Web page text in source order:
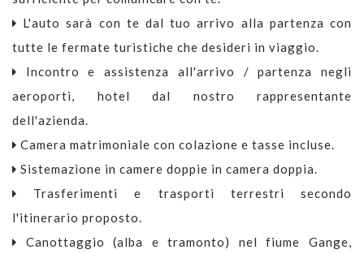
L'auto sarà con te dal tuo arrivo alla partenza con
tutte le fermate turistiche che desideri in viaggio.
Incontro e assistenza all'arrivo / partenza negli
aeroporti, hotel dal nostro rappresentante
dell'azienda.
Camera matrimoniale con colazione e tasse incluse.
Sistemazione in camere doppie in camera doppia.
Trasferimenti e trasporti terrestri secondo
l'itinerario proposto.
Canottaggio (alba e tramonto) nel fiume Gange,